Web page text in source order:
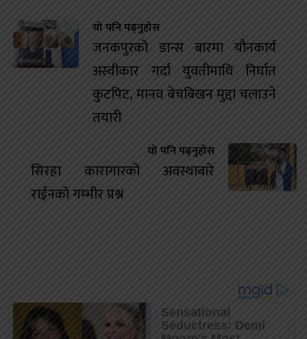
यो पनि पढ्नुहोस
जनकपुरको डान्स बारमा यौनकार्य
अस्वीकार गर्दा युवतीमाथि निर्घात
कुटपिट, मानव बेचबिखन मुद्दा चलाउने
तयारी
यो पनि पढ्नुहोस
सिरहा कारागारको अवस्थाबारे
राईनको गम्भीर प्रश्न